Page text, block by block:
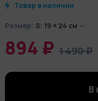
Товар в наличии
Размер: S: 19 × 24 см
894 ₽ 1 490 ₽
В